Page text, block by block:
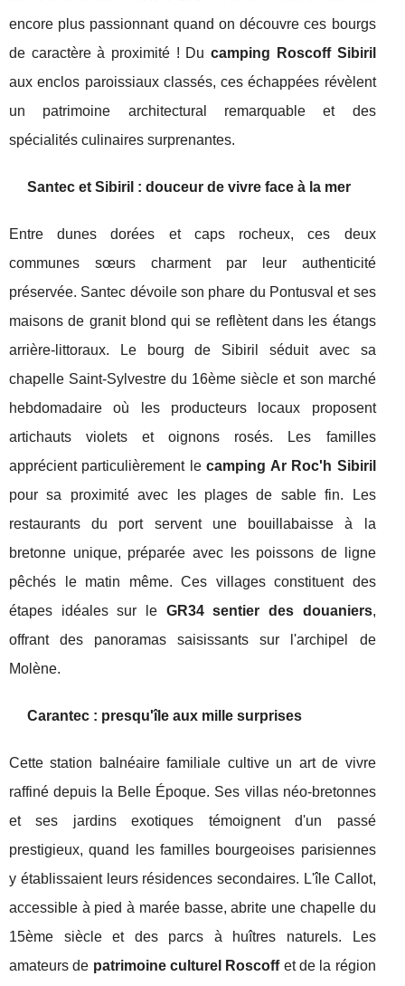
encore plus passionnant quand on découvre ces bourgs
de caractère à proximité ! Ducamping Roscoff Sibiril
aux enclos paroissiaux classés, ces échappées révèlent
un patrimoine architectural remarquable et des
spécialités culinaires surprenantes.
Santec et Sibiril : douceur de vivre face à la mer
Entre dunes dorées et caps rocheux, ces deux
communes sœurs charment par leur authenticité
préservée. Santec dévoile son phare du Pontusval et ses
maisons de granit blond qui se reflètent dans les étangs
arrière-littoraux. Le bourg de Sibiril séduit avec sa
chapelle Saint-Sylvestre du 16ème siècle et son marché
hebdomadaire où les producteurs locaux proposent
artichauts violets et oignons rosés. Les familles
apprécient particulièrement lecamping Ar Roc'h Sibiril
pour sa proximité avec les plages de sable fin. Les
restaurants du port servent une bouillabaisse à la
bretonne unique, préparée avec les poissons de ligne
pêchés le matin même. Ces villages constituent des
étapes idéales sur le GR34 sentier des douaniers,
offrant des panoramas saisissants sur l'archipel de
Molène.
Carantec : presqu'île aux mille surprises
Cette station balnéaire familiale cultive un art de vivre
raffiné depuis la Belle Époque. Ses villas néo-bretonnes
et ses jardins exotiques témoignent d'un passé
prestigieux, quand les familles bourgeoises parisiennes
y établissaient leurs résidences secondaires. L'île Callot,
accessible à pied à marée basse, abrite une chapelle du
15ème siècle et des parcs à huîtres naturels. Les
amateurs de patrimoine culturel Roscoffet de la région